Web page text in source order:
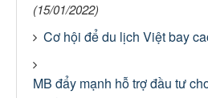
(15/01/2022)
Cơ hội để du lịch Việt bay
MB đẩy mạnh hỗ trợ đầu tư